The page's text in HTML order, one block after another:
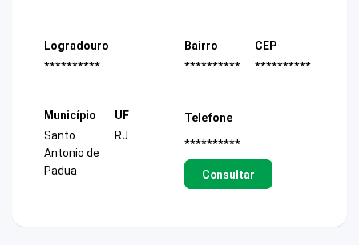
Logradouro
**********
Bairro
**********
CEP
**********
Município
Santo
Antonio de
Padua
UF
RJ
Telefone
**********
Consultar